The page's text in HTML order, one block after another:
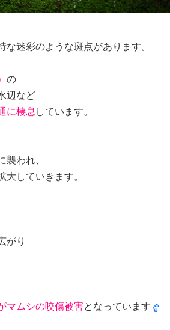
な迷彩のような斑点があります。
の
辺など
に棲息 しています。
襲われ、
大していきます。
がり
マムシの咬傷被害となっています